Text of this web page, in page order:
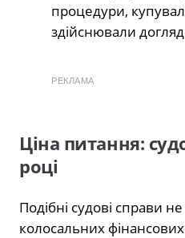
процедури,
здійснювали
РЕКЛАМА
Ціна питання:
році
Подібні судові справи
колосальних